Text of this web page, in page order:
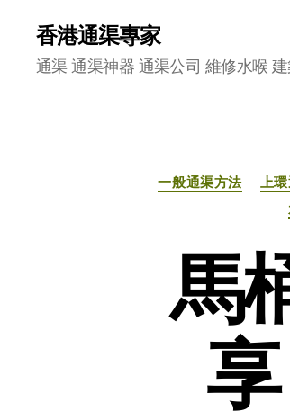
香港通渠專家
通渠 通渠神器 通渠公司 維修水喉
一般通渠方法 上
馬